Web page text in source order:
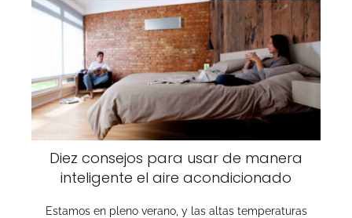
Diez consejos para usar de manera
inteligente el aire acondicionado
Estamos en pleno verano, y las altas temperaturas